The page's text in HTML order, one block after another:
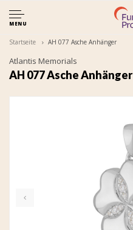
MENU
Startseite AH 077 Asche Anhänger
Atlantis Memorials
AH 077 Asche Anhänger